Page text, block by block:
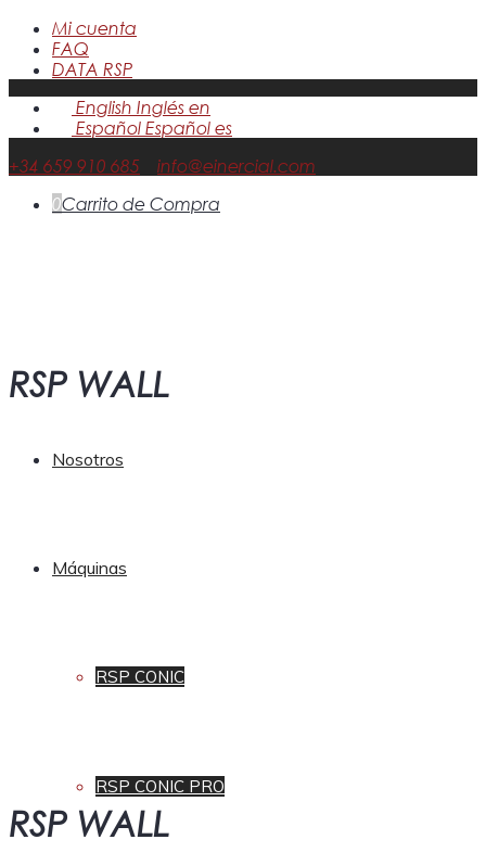
Mi cuenta
FAQ
DATA RSP
English Inglés en
Español Español es
+34 659 910 685
info@einercial.com
0Carrito de Compra
Nosotros
Máquinas
RSP CONIC
RSP CONIC PRO
RSP WALL
RSP WALL